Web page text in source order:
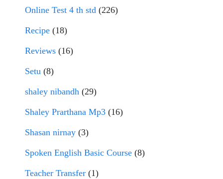
Online Test 4 th std (226)
Recipe (18)
Reviews (16)
Setu (8)
shaley nibandh (29)
Shaley Prarthana Mp3 (16)
Shasan nirnay (3)
Spoken English Basic Course (8)
Teacher Transfer (1)